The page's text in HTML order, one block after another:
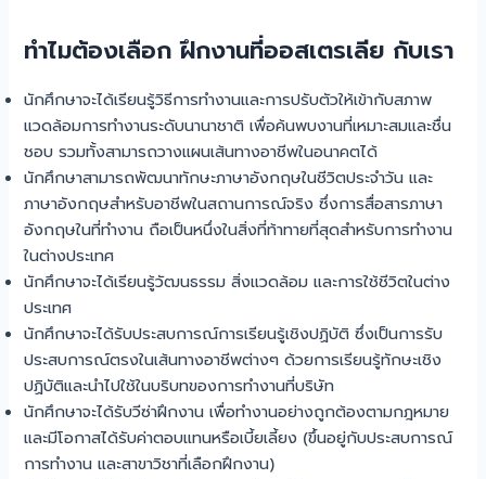
ทำไมต้องเลือก ฝึกงานที่ออสเตรเลีย กับเรา
นักศึกษาจะได้เรียนรู้วิธีการทำงานและการปรับตัวให้เข้ากับสภาพ
แวดล้อมการทำงานระดับนานาชาติ เพื่อค้นพบงานที่เหมาะสมและชื่น
ชอบ รวมทั้งสามารถวางแผนเส้นทางอาชีพในอนาคตได้
นักศึกษาสามารถพัฒนาทักษะภาษาอังกฤษในชีวิตประจำวัน และ
ภาษาอังกฤษสำหรับอาชีพในสถานการณ์จริง ซึ่งการสื่อสารภาษา
อังกฤษในที่ทำงาน ถือเป็นหนึ่งในสิ่งที่ท้าทายที่สุดสำหรับการทำงาน
ในต่างประเทศ
นักศึกษาจะได้เรียนรู้วัฒนธรรม สิ่งแวดล้อม และการใช้ชีวิตในต่าง
ประเทศ
นักศึกษาจะได้รับประสบการณ์การเรียนรู้เชิงปฏิบัติ ซึ่งเป็นการรับ
ประสบการณ์ตรงในเส้นทางอาชีพต่างๆ ด้วยการเรียนรู้ทักษะเชิง
ปฏิบัติและนำไปใช้ในบริบทของการทำงานที่บริษัท
นักศึกษาจะได้รับวีซ่าฝึกงาน เพื่อทำงานอย่างถูกต้องตามกฎหมาย
และมีโอกาสได้รับค่าตอบแทนหรือเบี้ยเลี้ยง (ขึ้นอยู่กับประสบการณ์
การทำงาน และสาขาวิชาที่เลือกฝึกงาน)